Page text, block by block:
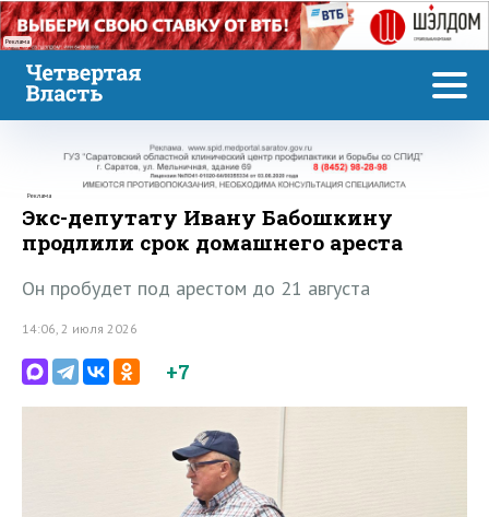
Реклама
Реклама
Экс-депутату Ивану Бабошкину
продлили срок домашнего ареста
Он пробудет под арестом до 21 августа
14:06, 2 июля 2026
+7